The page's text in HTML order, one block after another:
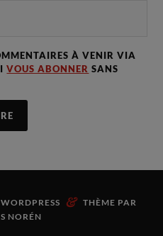
À VENIR VIA
VOUS ABONNER SANS
WORDPRESS & THÈME PAR
NORÉN